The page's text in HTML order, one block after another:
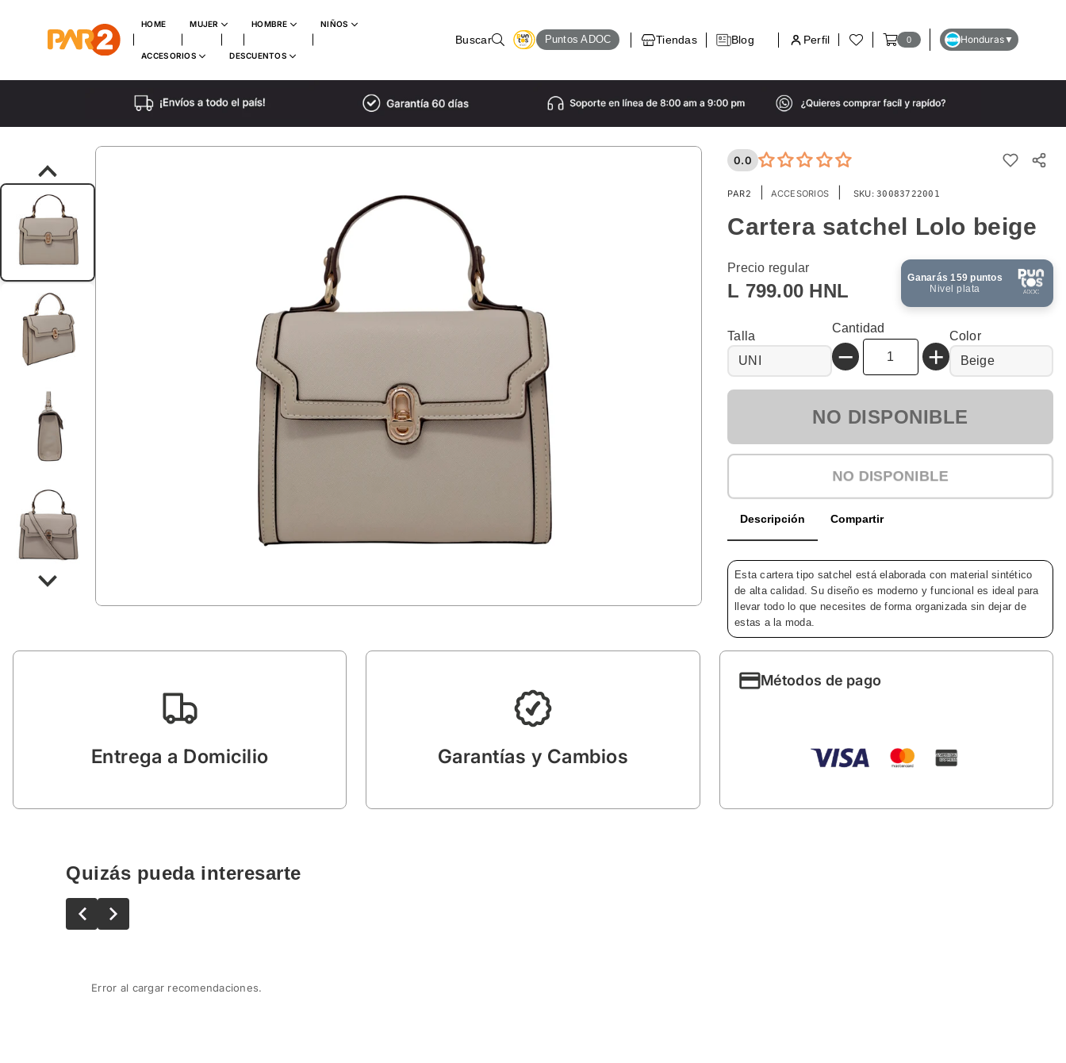
HONDURAS
HOME MUJER HOMBRE NIÑOS
ACCESORIOS DESCUENTOS
Puntos ADOC Tiendas Blog Perfil 0 Honduras▼
0.0
PAR2 ACCESORIOS SKU:30083722001
Cartera satchel Lolo beige
Precio regular
L 799.00 HNL
Ganarás159 puntos
Nivel plata
Talla
UNI
Cantidad
− +
Color
Beige
NO DISPONIBLE
NO DISPONIBLE
Descripción Compartir
Esta cartera tipo satchel está elaborada con material sintético
de alta calidad. Su diseño es moderno y funcional es ideal para
llevar todo lo que necesites de forma organizada sin dejar de
estas a la moda.
Entrega a Domicilio
Tegucigalpa, San Pedro Sula, Comayagua: 1-2 días
Departamentos: 1-3 días hábiles
estimado de entrega se calcula en días hábiles. El
tiempo de preparación inicia tras la confirmación del
pago. Entregas de lunes a viernes de 8:00 a.m. a
6:00 p.m. y sábado de 8:00 a.m. a 12:00 m.d.
Garantías y Cambios
POLÍTICA DE GARANTÍA Y CAMBIO DE PRODUCTO
Todo producto adquirido desde nuestra tienda en
línea o WhatsApp, tiene garantía y por tanto se
aceptarán cambios dentro de un plazo máximo de 60
Métodos de pago
Quizás pueda interesarte
Error al cargar recomendaciones.